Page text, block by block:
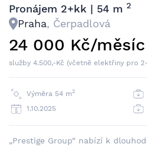
Pronájem 2+kk | 54 m 2
Praha, Čerpadlová
24 000 Kč/měsíc
služby 4.500,-Kč (včetně elektřiny pro
Výměra 54 m2
1.10.2025
„Prestige Group“ nabízí k